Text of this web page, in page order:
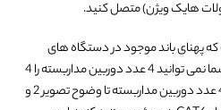
پهنای باند موجود در دستگاه های
NVR در این دستگاه بالا نیست و شما نمی توانید 4 عدد دوربین مداربسته را 4
مگاپیکسلی بزنید. شما می توانید 4 عدد دوربین مداربسته تا وضوح تصویر 2 و